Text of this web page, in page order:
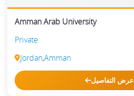
Amman Arab University
Private
Jordan,Amman
عرض التفاصيل